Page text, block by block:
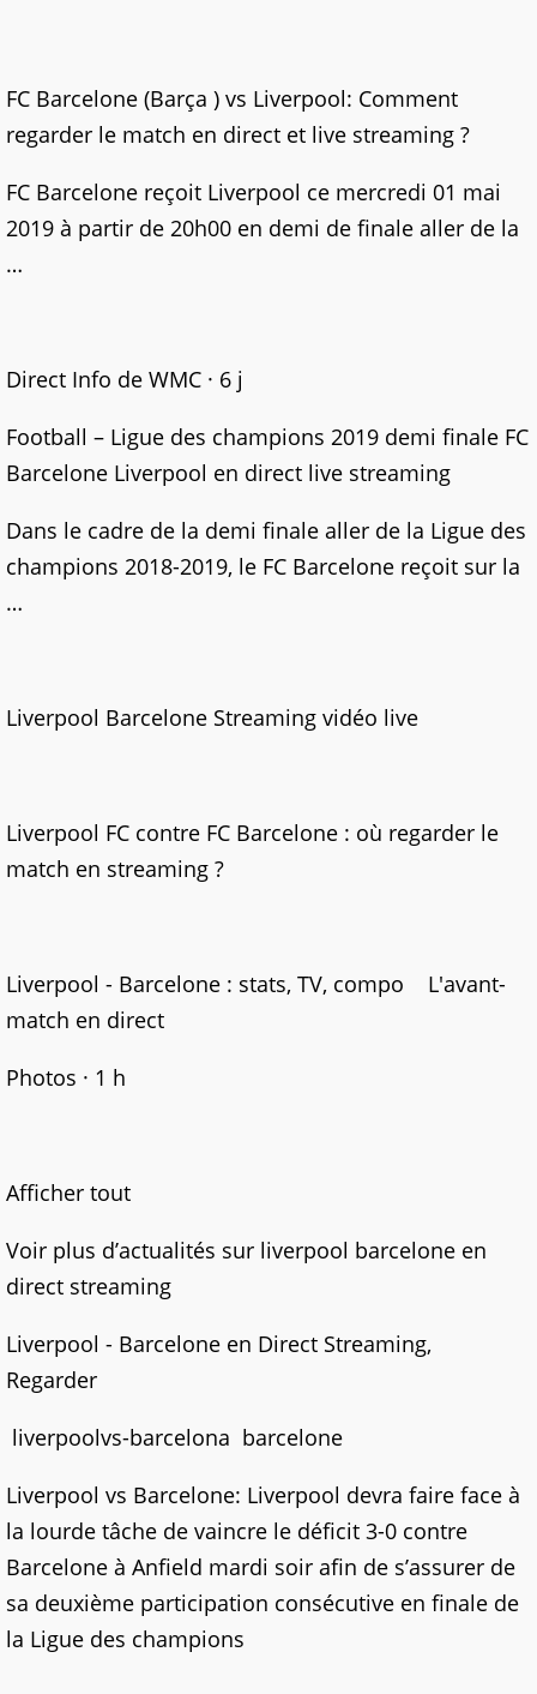
FC Barcelone (Barça ) vs Liverpool: Comment
regarder le match en direct et live streaming ?
FC Barcelone reçoit Liverpool ce mercredi 01 mai
2019 à partir de 20h00 en demi de finale aller de la
…
Direct Info de WMC · 6 j
Football – Ligue des champions 2019 demi finale FC
Barcelone Liverpool en direct live streaming
Dans le cadre de la demi finale aller de la Ligue des
champions 2018-2019, le FC Barcelone reçoit sur la
…
Liverpool Barcelone Streaming vidéo live
Liverpool FC contre FC Barcelone : où regarder le
match en streaming ?
Liverpool - Barcelone : stats, TV, compo L'avant-
match en direct
Photos · 1 h
Afficher tout
Voir plus d’actualités sur liverpool barcelone en
direct streaming
Liverpool - Barcelone en Direct Streaming,
Regarder
liverpoolvs-barcelona barcelone
Liverpool vs Barcelone: Liverpool devra faire face à
la lourde tâche de vaincre le déficit 3-0 contre
Barcelone à Anfield mardi soir afin de s’assurer de
sa deuxième participation consécutive en finale de
la Ligue des champions